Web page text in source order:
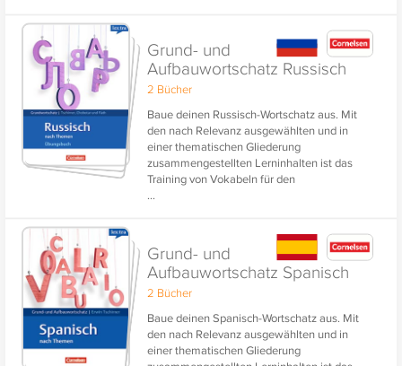
Die praktische Vertonung aller Vokabeln
stärkt das Einüben der Aussprache.
Grund- und
Aufbauwortschatz Russisch
2 Bücher
Baue deinen Russisch-Wortschatz aus. Mit
den nach Relevanz ausgewählten und in
einer thematischen Gliederung
zusammengestellten Lerninhalten ist das
Training von Vokabeln für den
Grundwortschatz und den Erweiterten
Die praktische Vertonung aller Vokabeln
stärkt das Einüben der Aussprache.
...
Grund- und
Aufbauwortschatz Spanisch
2 Bücher
Baue deinen Spanisch-Wortschatz aus. Mit
den nach Relevanz ausgewählten und in
einer thematischen Gliederung